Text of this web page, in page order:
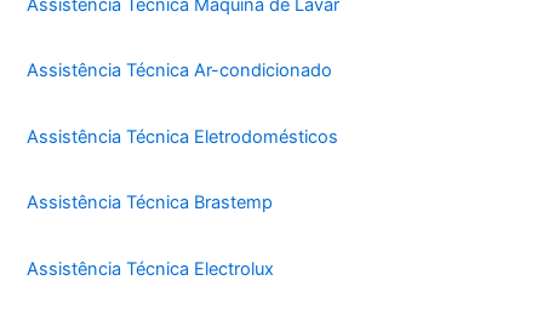
Assistência Técnica Máquina de Lavar
Assistência Técnica Ar-condicionado
Assistência Técnica Eletrodomésticos
Assistência Técnica Brastemp
Assistência Técnica Electrolux